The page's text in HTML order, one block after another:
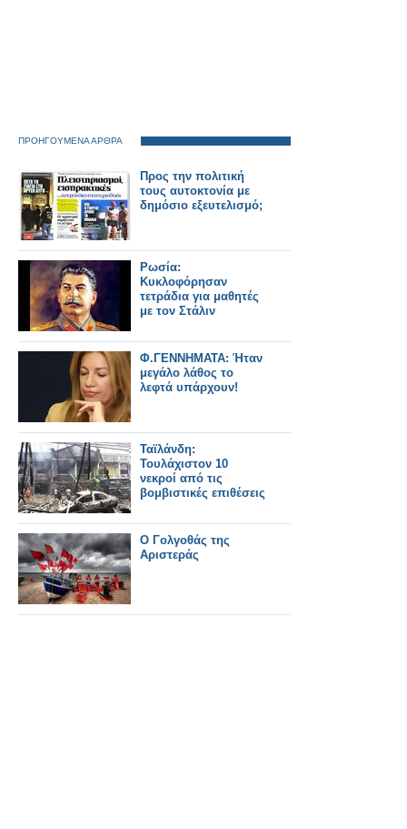
ΠΡΟΗΓΟΥΜΕΝΑ ΑΡΘΡΑ
Προς την πολιτική
τους αυτοκτονία με
δημόσιο εξευτελισμό;
Ρωσία:
Κυκλοφόρησαν
τετράδια για μαθητές
με τον Στάλιν
Φ.ΓΕΝΝΗΜΑΤΑ: Ήταν
μεγάλο λάθος το
λεφτά υπάρχουν!
Ταϊλάνδη:
Τουλάχιστον 10
νεκροί από τις
βομβιστικές επιθέσεις
Ο Γολγοθάς της
Αριστεράς